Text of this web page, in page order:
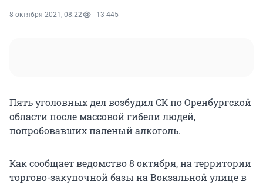
8 октября 2021, 08:22 13 445
Пять уголовных дел возбудил СК по Оренбургской
области после массовой гибели людей,
попробовавших паленый алкоголь.
Как сообщает ведомство 8 октября, на территории
торгово-закупочной базы на Вокзальной улице в